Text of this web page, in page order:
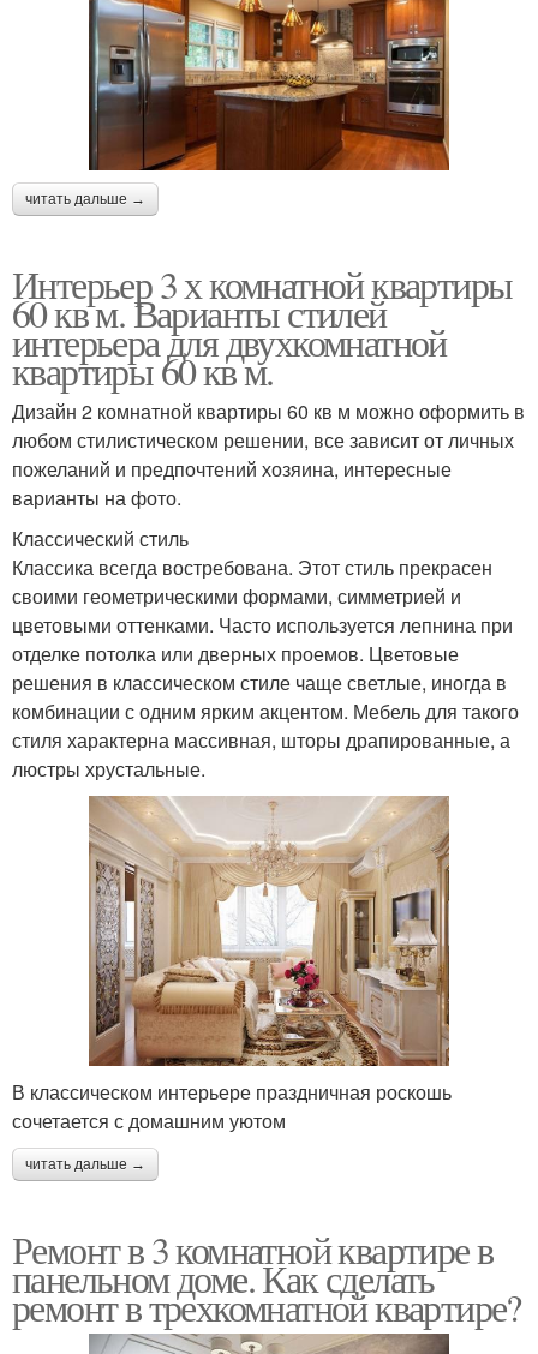
читать дальше →
Интерьер 3 х комнатной квартиры
60 кв м. Варианты стилей
интерьера для двухкомнатной
квартиры 60 кв м.
Дизайн 2 комнатной квартиры 60 кв м можно оформить в
любом стилистическом решении, все зависит от личных
пожеланий и предпочтений хозяина, интересные
варианты на фото.
Классический стиль
Классика всегда востребована. Этот стиль прекрасен
своими геометрическими формами, симметрией и
цветовыми оттенками. Часто используется лепнина при
отделке потолка или дверных проемов. Цветовые
решения в классическом стиле чаще светлые, иногда в
комбинации с одним ярким акцентом. Мебель для такого
стиля характерна массивная, шторы драпированные, а
люстры хрустальные.
В классическом интерьере праздничная роскошь
сочетается с домашним уютом
читать дальше →
Ремонт в 3 комнатной квартире в
панельном доме. Как сделать
ремонт в трехкомнатной квартире?